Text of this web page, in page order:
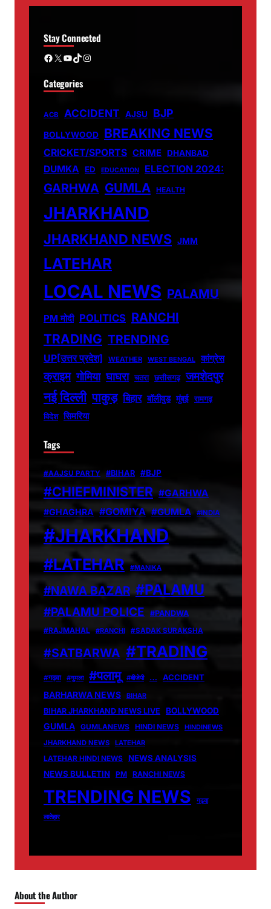
Stay Connected
Facebook X YouTube TikTok Instagram
Categories
ACB ACCIDENT AJSU BJP
BOLLYWOOD BREAKING NEWS
CRICKET/SPORTS CRIME DHANBAD
DUMKA ED EDUCATION ELECTION 2024:
GARHWA GUMLA HEALTH
JHARKHAND
JHARKHAND NEWS JMM
LATEHAR
LOCAL NEWS PALAMU
PM मोदी POLITICS RANCHI
TRADING TRENDING
UP[उत्तर प्रदेश] WEATHER WEST BENGAL कांग्रेस
क्राइम गोमिया घाघरा चतरा छत्तीसगढ़ जमशेदपुर
नई दिल्ली पाकुड़ बिहार बॉलीवुड मुंबई रामगढ़
विदेश सिमरिया
Tags
#AAJSU PARTY #BIHAR #BJP
#CHIEFMINISTER #GARHWA
#GHAGHRA #GOMIYA #GUMLA #INDIA
#JHARKHAND
#LATEHAR #MANIKA
#NAWA BAZAR #PALAMU
#PALAMU POLICE
#PANDWA
#RAJMAHAL
#RANCHI #SADAK SURAKSHA
#SATBARWA #TRADING
#गढ़वा #गुमला #पलामू #बीजेपी … ACCIDENT
BARHARWA NEWS BIHAR
BIHAR JHARKHAND NEWS LIVE BOLLYWOOD
GUMLA GUMLANEWS HINDI NEWS
HINDINEWS
JHARKHAND NEWS
LATEHAR
LATEHAR HINDI NEWS
NEWS ANALYSIS
NEWS BULLETIN PM RANCHI NEWS
TRENDING NEWS
गढ़वा
लातेहार
About the Author